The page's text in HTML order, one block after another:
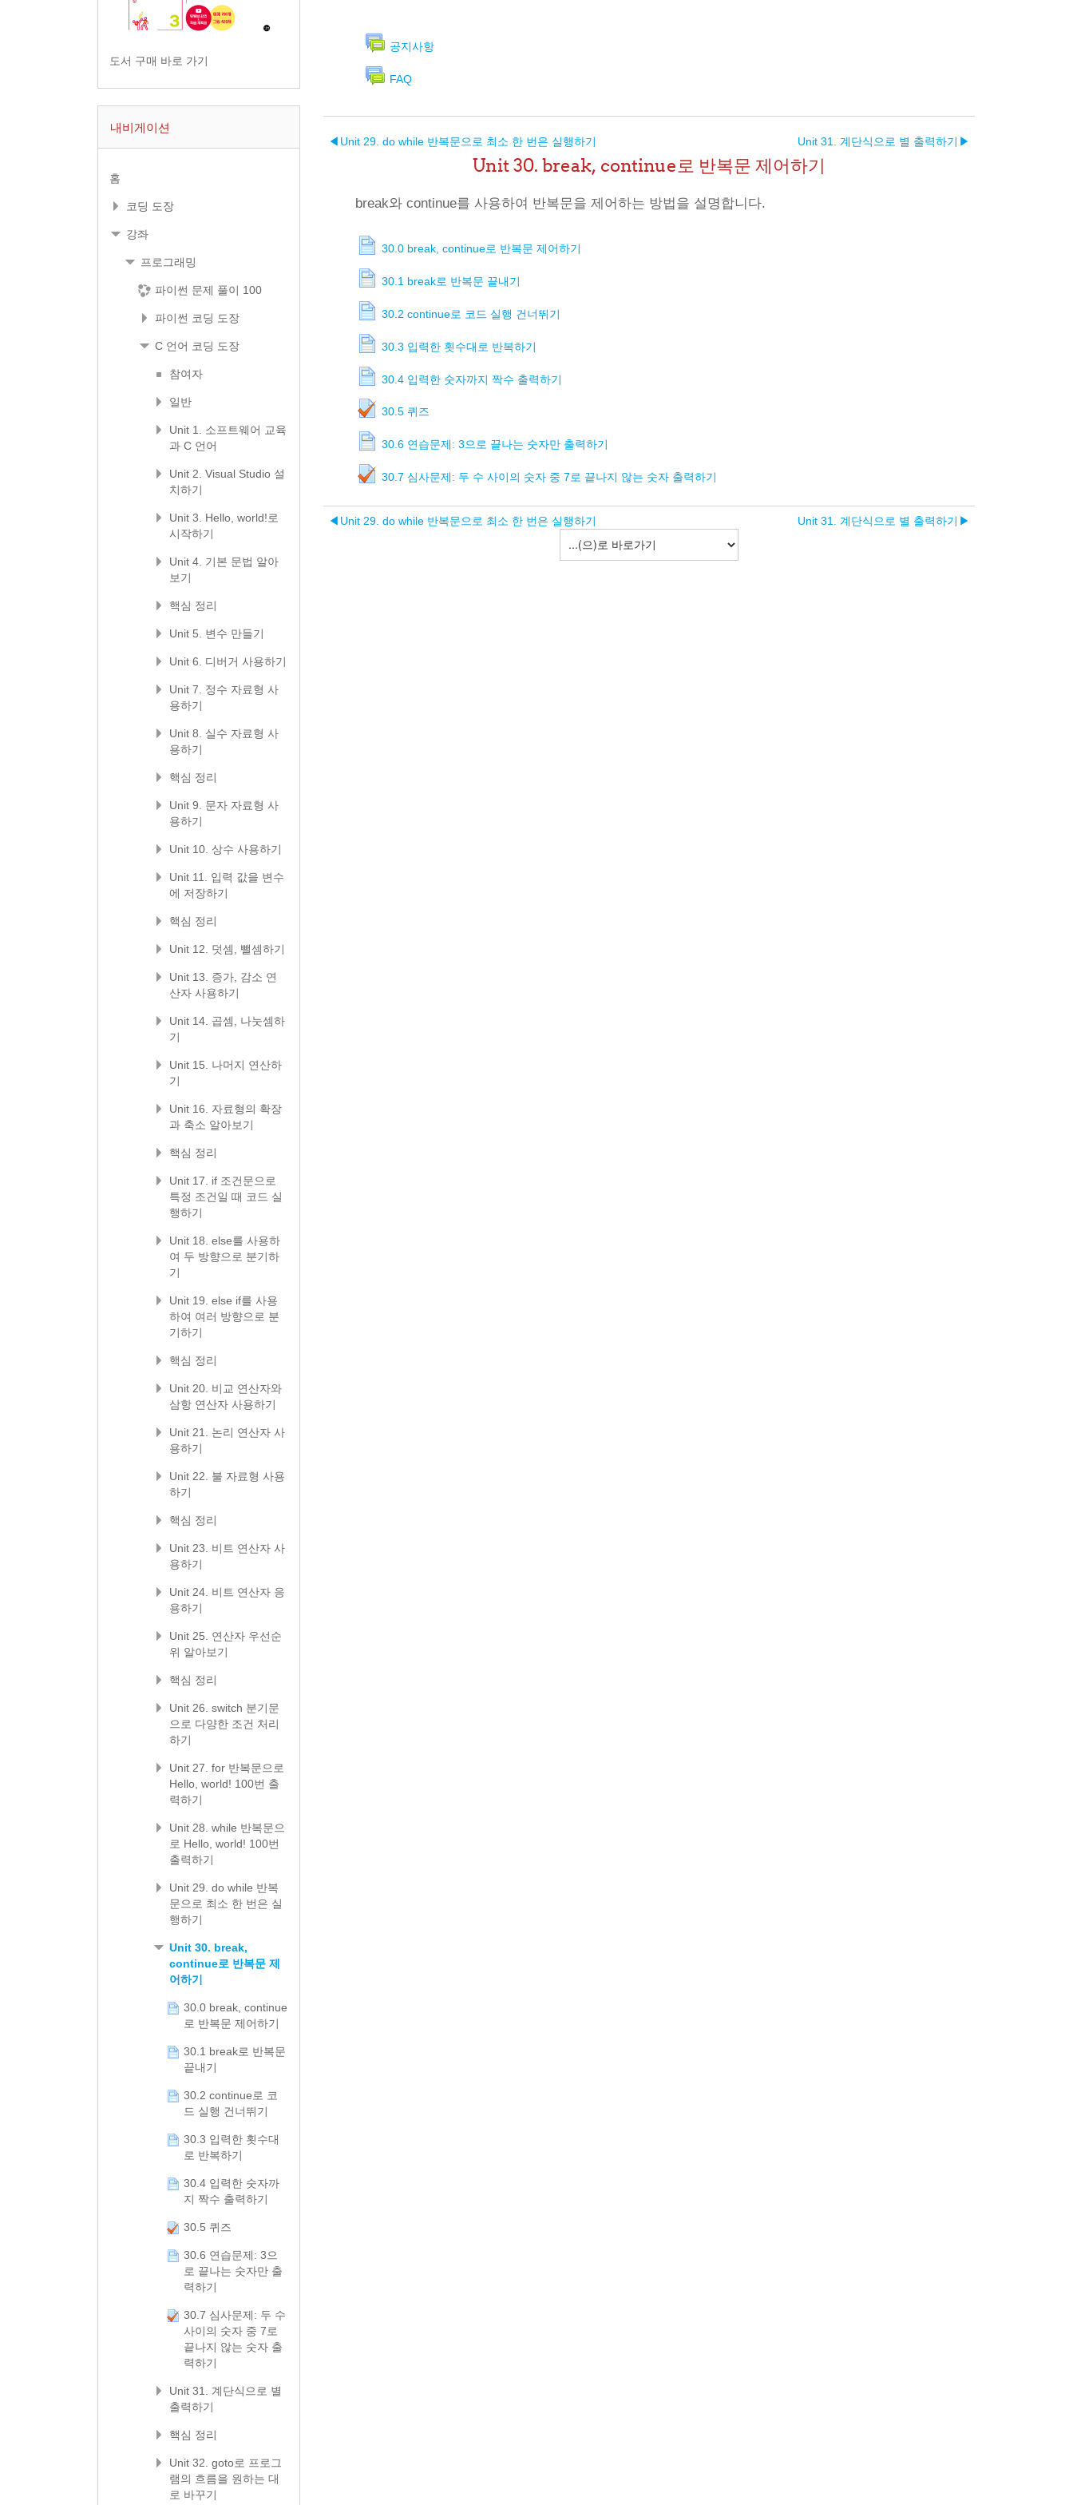
공지사항
FAQ
◀︎ Unit 29. do while 반복문으로 최소 한 번은 실행하기 Unit 31. 계단식으로 별 출력하기 ▶︎
Unit 30. break, continue로 반복문 제어하기
break와 continue를 사용하여 반복문을 제어하는 방법을 설명합니다.
30.0 break, continue로 반복문 제어하기
30.1 break로 반복문 끝내기
30.2 continue로 코드 실행 건너뛰기
30.3 입력한 횟수대로 반복하기
30.4 입력한 숫자까지 짝수 출력하기
30.5 퀴즈
30.6 연습문제: 3으로 끝나는 숫자만 출력하기
30.7 심사문제: 두 수 사이의 숫자 중 7로 끝나지 않는 숫자 출력하기
◀︎ Unit 29. do while 반복문으로 최소 한 번은 실행하기 Unit 31. 계단식으로 별 출력하기 ▶︎
도서 구매 바로 가기
내비게이션
홈
코딩 도장
강좌
프로그래밍
파이썬 문제 풀이 100
파이썬 코딩 도장
C 언어 코딩 도장
참여자
일반
Unit 1. 소프트웨어 교육
과 C 언어
Unit 2. Visual Studio 설
치하기
Unit 3. Hello, world!로
시작하기
Unit 4. 기본 문법 알아
보기
핵심 정리
Unit 5. 변수 만들기
Unit 6. 디버거 사용하기
Unit 7. 정수 자료형 사
용하기
Unit 8. 실수 자료형 사
용하기
핵심 정리
Unit 9. 문자 자료형 사
용하기
Unit 10. 상수 사용하기
Unit 11. 입력 값을 변수
에 저장하기
핵심 정리
Unit 12. 덧셈, 뺄셈하기
Unit 13. 증가, 감소 연
산자 사용하기
Unit 14. 곱셈, 나눗셈하
기
Unit 15. 나머지 연산하
기
Unit 16. 자료형의 확장
과 축소 알아보기
핵심 정리
Unit 17. if 조건문으로
특정 조건일 때 코드 실
행하기
Unit 18. else를 사용하
여 두 방향으로 분기하
기
Unit 19. else if를 사용
하여 여러 방향으로 분
기하기
핵심 정리
Unit 20. 비교 연산자와
삼항 연산자 사용하기
Unit 21. 논리 연산자 사
용하기
Unit 22. 불 자료형 사용
하기
핵심 정리
Unit 23. 비트 연산자 사
용하기
Unit 24. 비트 연산자 응
용하기
Unit 25. 연산자 우선순
위 알아보기
핵심 정리
Unit 26. switch 분기문
으로 다양한 조건 처리
하기
Unit 27. for 반복문으로
Hello, world! 100번 출
력하기
Unit 28. while 반복문으
로 Hello, world! 100번
출력하기
Unit 29. do while 반복
문으로 최소 한 번은 실
행하기
Unit 30. break,
continue로 반복문 제
어하기
30.0 break, continue
로 반복문 제어하기
30.1 break로 반복문
끝내기
30.2 continue로 코
드 실행 건너뛰기
30.3 입력한 횟수대
로 반복하기
30.4 입력한 숫자까
지 짝수 출력하기
30.5 퀴즈
30.6 연습문제: 3으
로 끝나는 숫자만 출
력하기
30.7 심사문제: 두 수
사이의 숫자 중 7로
끝나지 않는 숫자 출
력하기
Unit 31. 계단식으로 별
출력하기
핵심 정리
Unit 32. goto로 프로그
램의 흐름을 원하는 대
로 바꾸기